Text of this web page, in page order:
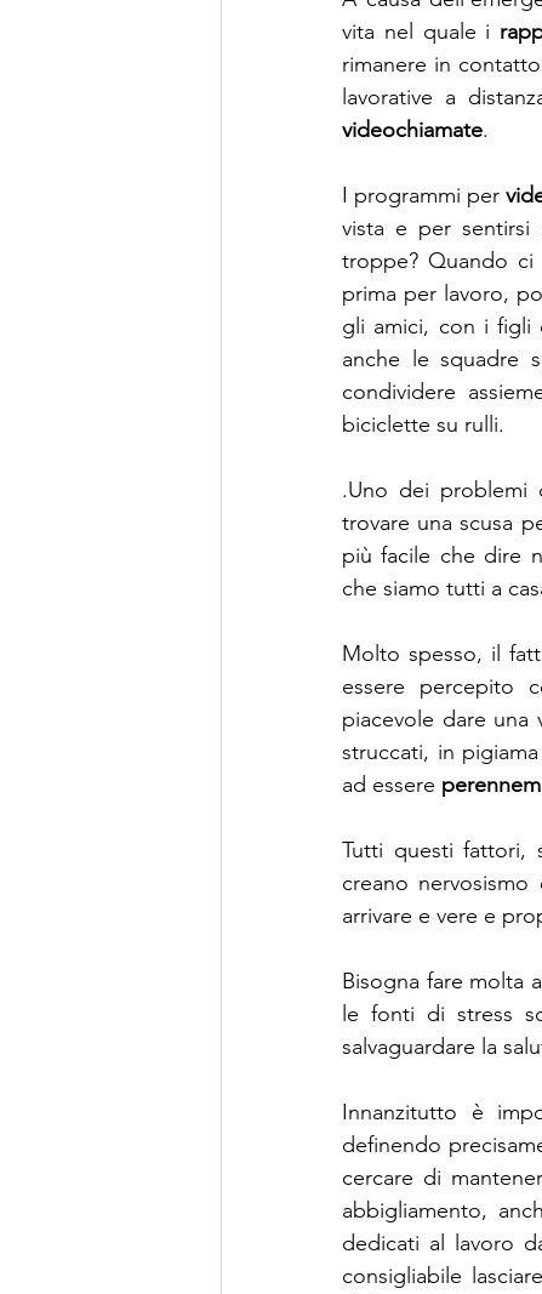
vita nel quale i
rimanere in
videochiamate.
I programmi per
vista e per sentirsi
troppe? Quando
prima per lavoro,
gli amici, con i figli
anche le squadre
condividere
biciclette su rulli.
.Uno dei problemi
trovare una scusa
più facile che dire
che siamo tutti a
Molto spesso, il
essere percepito
piacevole dare
struccati, in
ad essere
Tutti questi fattori,
creano
arrivare e vere e
Bisogna fare molta
le fonti di stress
salvaguardare la
Innanzitutto è
definendo
cercare di
abbigliamento,
dedicati al lavoro
consigliabile